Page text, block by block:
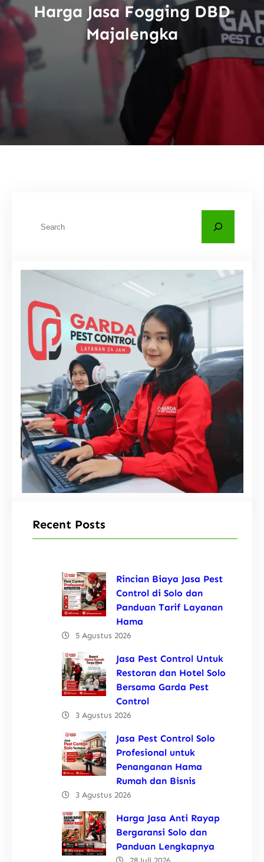
Harga Jasa Fogging DBD
Majalengka
i
Recent Posts
Rincian Biaya Jasa Pest
Control di Solo dan
Panduan Tarif Layanan
Hama
5 Agustus 2026
Jasa Pest Control Untuk
Restoran dan Hotel Solo
Bersama Garda Pest
Control
3 Agustus 2026
Jasa Pest Control Solo
Profesional untuk
Penanganan Hama
Rumah dan Bisnis
3 Agustus 2026
Harga Jasa Anti Rayap
Bergaransi Solo dan
Panduan Lengkapnya